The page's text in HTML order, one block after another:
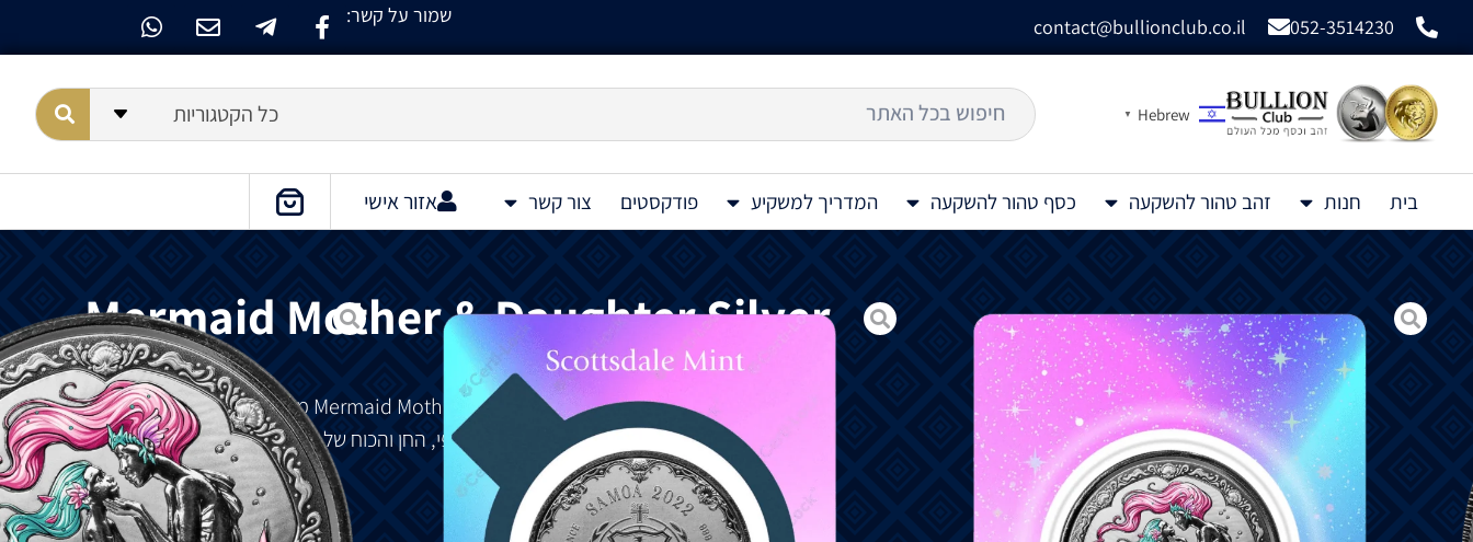
052-3514230
contact@bullionclub.co.il שמור על קשר:
Hebrew
▼ כל הקטגוריות
בית חנות זהב טהור להשקעה כסף טהור להשקעה המדריך למשקיע פודקסטים צור קשר אזור אישי
Mermaid Mother & Daughter Silver
Coin 1 Oz 2023
סמואהMermaid Mother & Daughter 1 Oz 2023 מציגאמאובתבתיםואתהמורשת
התרבותית
של סמואה.בתולותיםמסמלות היופי, החן והכוח שלהים.
495
₪ להזמנה מיוחדת